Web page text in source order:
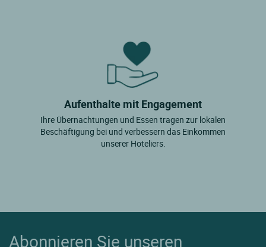
Aufenthalte mit Engagement
Ihre Übernachtungen und Essen tragen zur lokalen
Beschäftigung bei und verbessern das Einkommen
unserer Hoteliers.
Abonnieren Sie unseren